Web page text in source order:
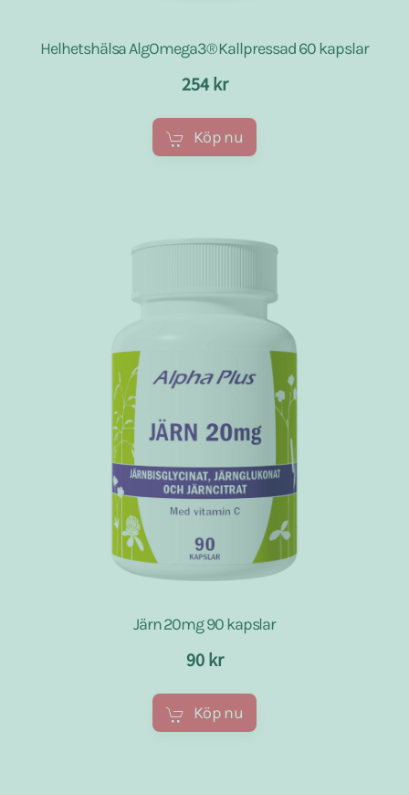
Helhetshälsa AlgOmega3® Kallpressad 60 kapslar
254 kr
Köp nu
Järn 20mg 90 kapslar
90 kr
Köp nu